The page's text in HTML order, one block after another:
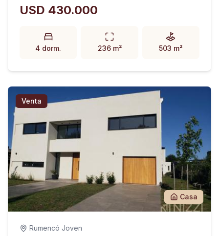
USD 430.000
4 dorm. 236 m² 503 m²
Venta
Casa
Rumencó Joven